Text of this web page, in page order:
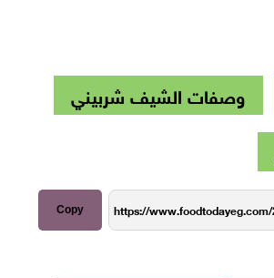
وصفات الشيف شربيني
Copy